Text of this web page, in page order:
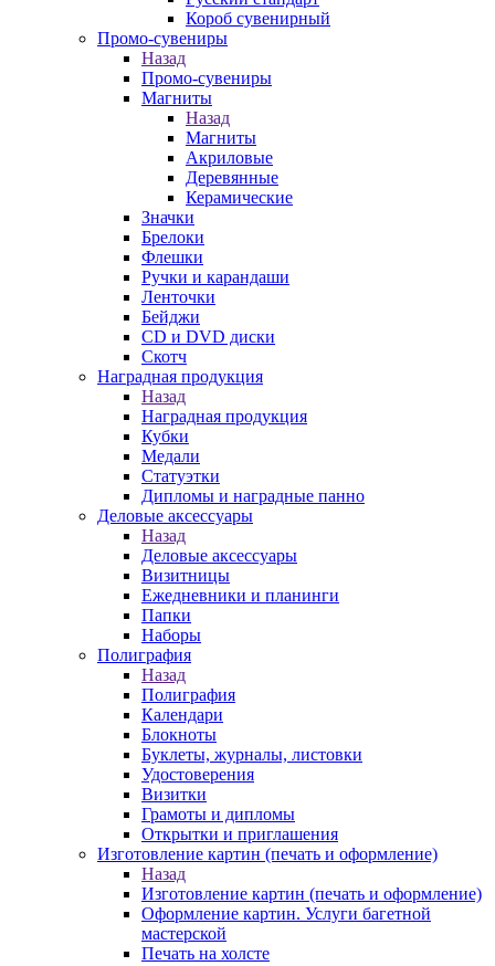
Короб сувенирный
Промо-сувениры
Назад
Промо-сувениры
Магниты
Назад
Магниты
Акриловые
Деревянные
Керамические
Значки
Брелоки
Флешки
Ручки и карандаши
Ленточки
Бейджи
CD и DVD диски
Скотч
Наградная продукция
Назад
Наградная продукция
Кубки
Медали
Статуэтки
Дипломы и наградные панно
Деловые аксессуары
Назад
Деловые аксессуары
Визитницы
Ежедневники и планинги
Папки
Наборы
Полиграфия
Назад
Полиграфия
Календари
Блокноты
Буклеты, журналы, листовки
Удостоверения
Визитки
Грамоты и дипломы
Открытки и приглашения
Изготовление картин (печать и оформление)
Назад
Изготовление картин (печать и оформление)
Оформление картин. Услуги багетной
мастерской
Печать на холсте